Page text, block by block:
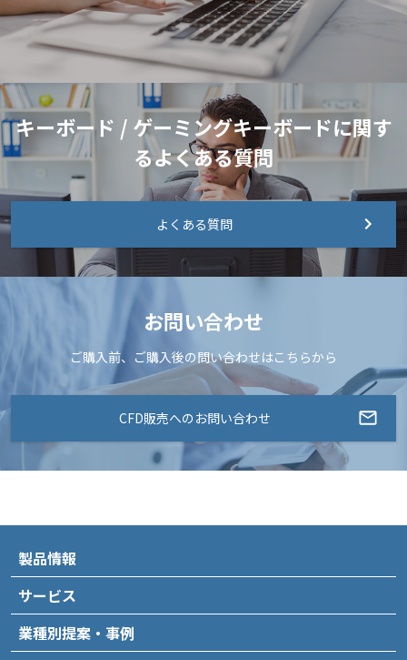
キーボード / ゲーミングキーボードに関す
るよくある質問
よくある質問
お問い合わせ
ご購入前、ご購入後の問い合わせはこちらから
CFD販売へのお問い合わせ
製品情報
サービス
業種別提案・事例